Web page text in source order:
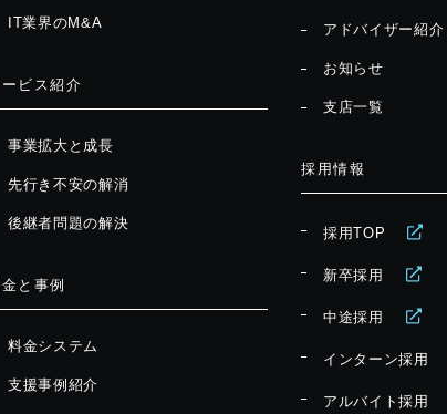
IT業界のM&A
ビス紹介
事業拡大と成長
先行き不安の解消
後継者問題の解決
と事例
料金システム
支援事例紹介
アドバイザー紹介
お知らせ
支店一覧
採用情報
採用TOP
新卒採用
中途採用
インターン採用
アルバイト採用